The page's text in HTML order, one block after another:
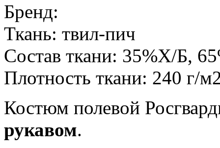
Бренд:
Ткань: твил-пич
Состав ткани: 35%Х/Б,
Плотность ткани: 240 г/
Костюм полевой
рукавом.